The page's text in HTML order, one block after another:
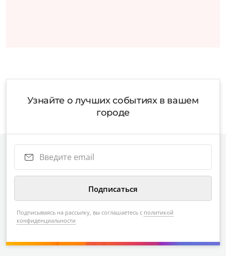
Узнайте о лучших событиях в вашем
городе
Подписываясь на рассылку, вы соглашаетесь с политикой
конфиденциальности